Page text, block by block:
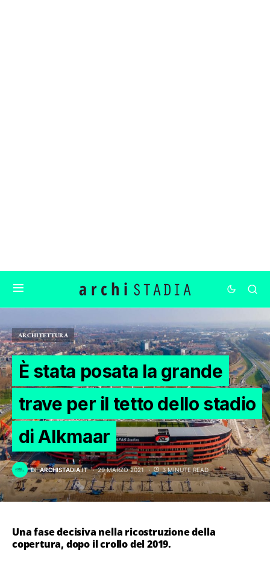
ARCHITETTURA
È stata posata la grande
trave per il tetto dello stadio
di Alkmaar
DI ARCHISTADIA.IT 29 MARZO 2021 3 MINUTE READ
Una fase decisiva nella ricostruzione della
copertura, dopo il crollo del 2019.